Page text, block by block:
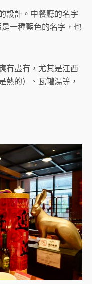
設計。中餐廳的名字
一種藍色的名字，也
有盡有，尤其是江西
熱的）、瓦罐湯等，